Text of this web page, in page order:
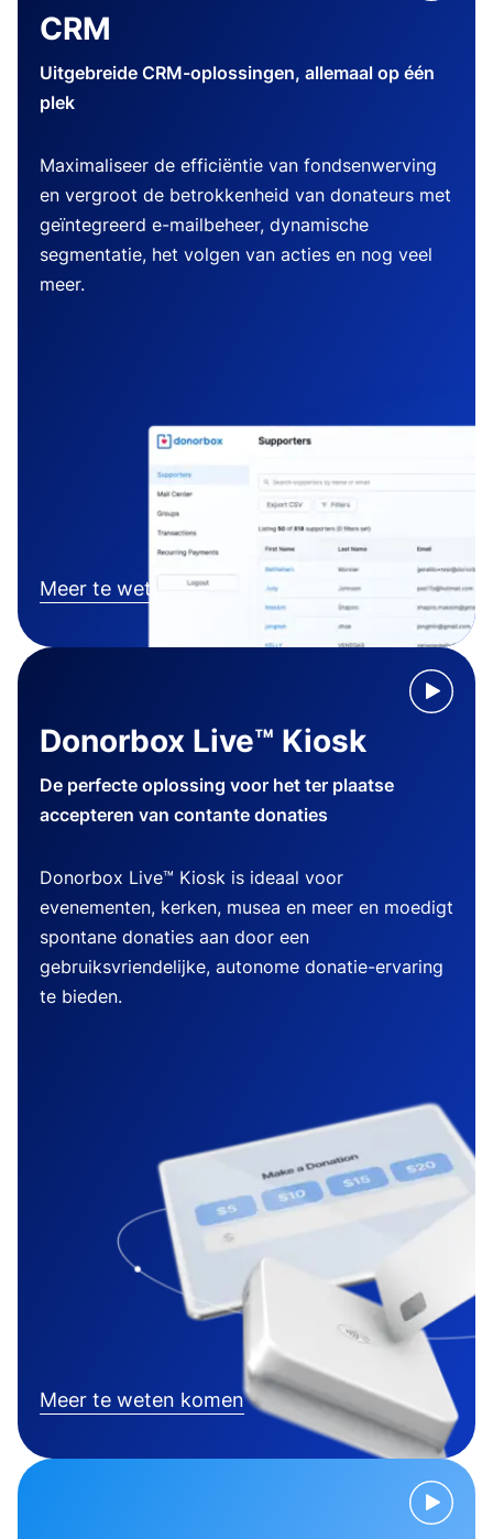
CRM
Uitgebreide CRM-oplossingen, allemaal op één
plek
Maximaliseer de efficiëntie van fondsenwerving
en vergroot de betrokkenheid van donateurs met
geïntegreerd e-mailbeheer, dynamische
segmentatie, het volgen van acties en nog veel
meer.
Meer te weten komen
Donorbox Live™ Kiosk
De perfecte oplossing voor het ter plaatse
accepteren van contante donaties
Donorbox Live™ Kiosk is ideaal voor
evenementen, kerken, musea en meer en moedigt
spontane donaties aan door een
gebruiksvriendelijke, autonome donatie-ervaring
te bieden.
Meer te weten komen